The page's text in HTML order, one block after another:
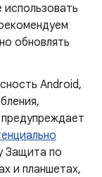
обновлять
Android,
Защита по
и планшетах,